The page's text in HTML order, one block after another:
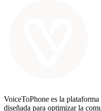
VoiceToPhone es la
diseñada para optimizar la